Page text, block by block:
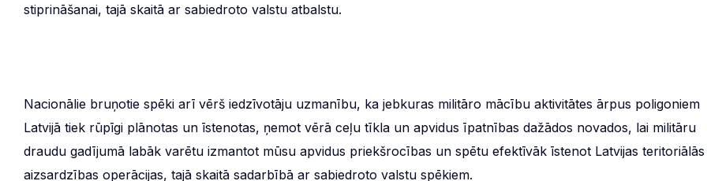
stiprināšanai, tajā skaitā ar sabiedroto valstu atbalstu.
Nacionālie bruņotie spēki arī vērš iedzīvotāju uzmanību, ka jebkuras militāro mācību aktivitātes ārpus poligoniem
Latvijā tiek rūpīgi plānotas un īstenotas, ņemot vērā ceļu tīkla un apvidus īpatnības dažādos novados, lai militāru
draudu gadījumā labāk varētu izmantot mūsu apvidus priekšrocības un spētu efektīvāk īstenot Latvijas teritoriālās
aizsardzības operācijas, tajā skaitā sadarbībā ar sabiedroto valstu spēkiem.